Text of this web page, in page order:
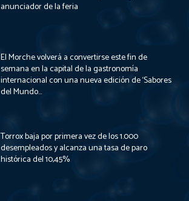
anunciador de la feria
El Morche volverá a convertirse este fin de
semana en la capital de la gastronomía
internacional con una nueva edición de ‘Sabores
del Mundo...
Torrox baja por primera vez de los 1.000
desempleados y alcanza una tasa de paro
histórica del 10,45%